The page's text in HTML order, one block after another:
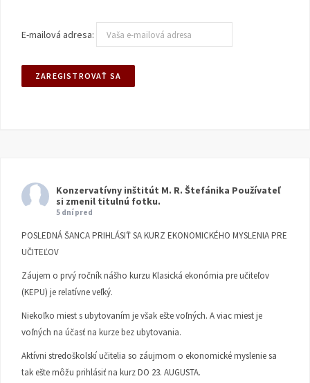
E-mailová adresa:
Konzervatívny inštitút M. R. Štefánika Používateľ
si zmenil titulnú fotku.
5 dní pred
POSLEDNÁ ŠANCA PRIHLÁSIŤ SA KURZ EKONOMICKÉHO MYSLENIA PRE
UČITEĽOV
Záujem o prvý ročník nášho kurzu Klasická ekonómia pre učiteľov
(KEPU) je relatívne veľký.
Niekoľko miest s ubytovaním je však ešte voľných. A viac miest je
voľných na účasť na kurze bez ubytovania.
Aktívni stredoškolskí učitelia so záujmom o ekonomické myslenie sa
tak ešte môžu prihlásiť na kurz DO 23. AUGUSTA.